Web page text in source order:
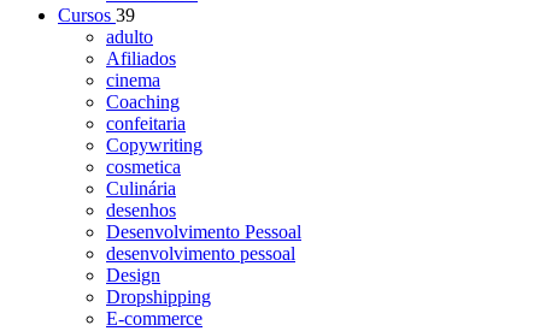
Cursos 39
adulto
Afiliados
cinema
Coaching
confeitaria
Copywriting
cosmetica
Culinária
desenhos
Desenvolvimento Pessoal
desenvolvimento pessoal
Design
Dropshipping
E-commerce